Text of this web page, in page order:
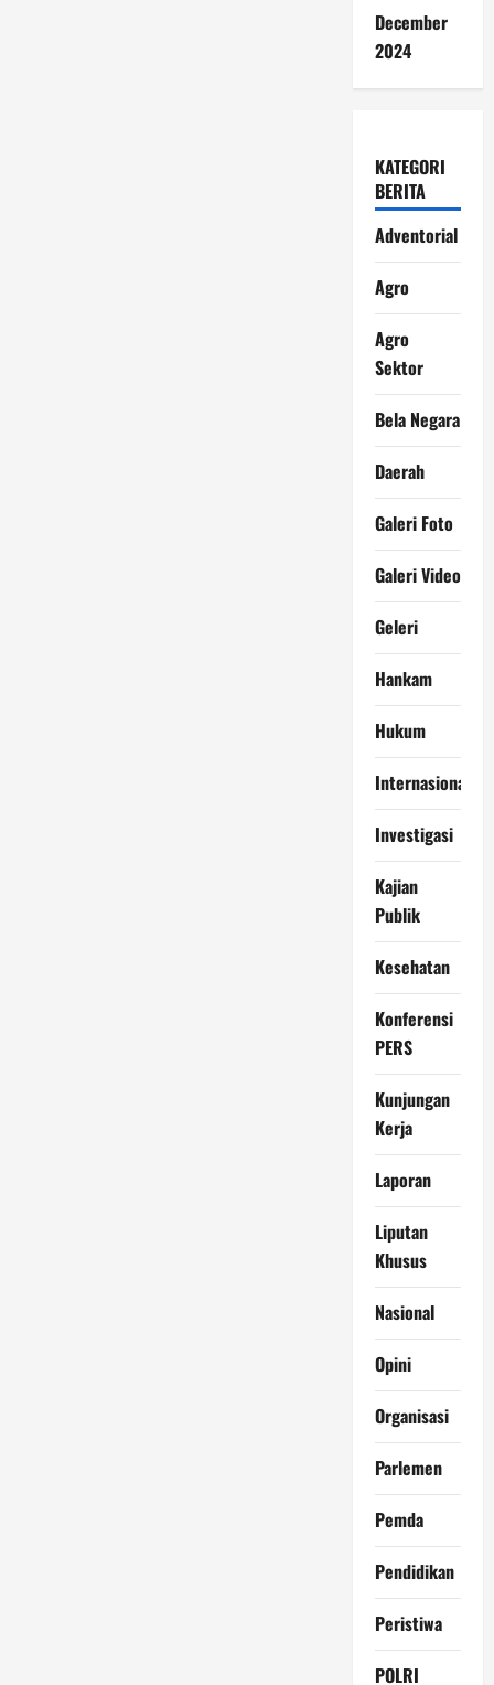
December
2024
KATEGORI
BERITA
Adventorial
Agro
Agro
Sektor
Bela Negara
Daerah
Galeri Foto
Galeri Video
Geleri
Hankam
Hukum
Internasional
Investigasi
Kajian
Publik
Kesehatan
Konferensi
PERS
Kunjungan
Kerja
Laporan
Liputan
Khusus
Nasional
Opini
Organisasi
Parlemen
Pemda
Pendidikan
Peristiwa
POLRI